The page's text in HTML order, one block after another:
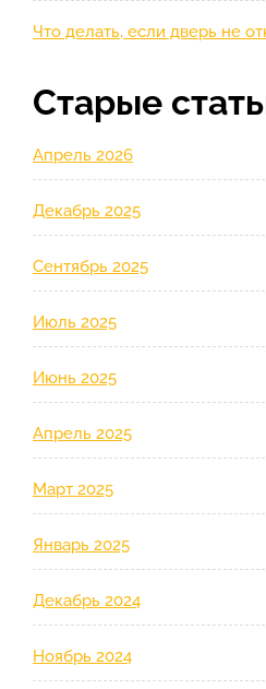
Что делать, если дверь не
Старые
Апрель 2026
Декабрь 2025
Сентябрь 2025
Июль 2025
Июнь 2025
Апрель 2025
Март 2025
Январь 2025
Декабрь 2024
Ноябрь 2024